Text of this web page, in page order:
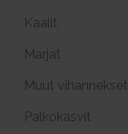
Kaalit
Marjat
Muut vihannekset
Palkokasvit